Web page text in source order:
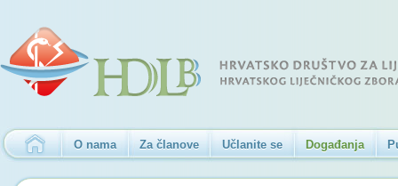
O nama Za članove Učlanite se Događanja